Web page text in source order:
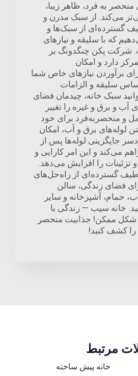
به فرد، ظاهر زیبا،
می‌کند. از سبک مدرن و
گسترده‌ای از سبک‌ها و
که با سلیقه و نیازهای
شرکت پکن چنگدونگ بر
دارد و امکان
برآوردن نیازهای خاص شما
سلیقه و الزامات
سبک خانه، چیدمان فضای
آب و برق و غیره را تغییر
و منحصربه‌فرد برای خود
لوله‌های برق و آب، امکان
جایگزینی لوله‌ها پس از
می‌کند و این امر کارایی و
تزئینات را افزایش می‌دهد.
طیف گسترده‌ای از راه‌حل‌های
فضای زندگی، سالن
حمام، آشپزخانه و سایر
خانه سیب — زندگی با
شکل ممکن! جذابیت منحصر
کشف کنید!
مرتبط
خانه پیش ساخته